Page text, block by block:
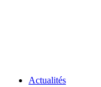
Actualités